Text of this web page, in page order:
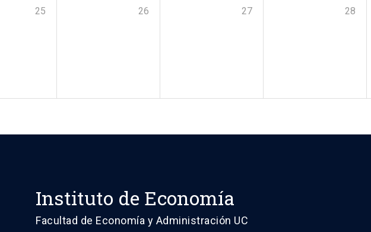
25 26 27 28
Instituto de Economía
Facultad de Economía y Administración UC